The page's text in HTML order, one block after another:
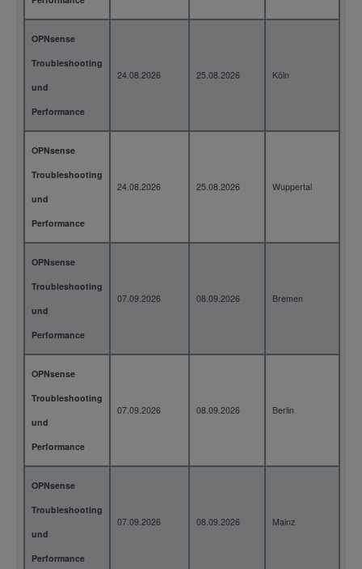
OPNsense
Troubleshooting
und
Performance
24.08.2026 25.08.2026 Köln
OPNsense
Troubleshooting
und
Performance
24.08.2026 25.08.2026 Wuppertal
OPNsense
Troubleshooting
und
Performance
07.09.2026 08.09.2026 Bremen
OPNsense
Troubleshooting
und
Performance
07.09.2026 08.09.2026 Berlin
OPNsense
Troubleshooting
und
Performance
07.09.2026 08.09.2026 Mainz